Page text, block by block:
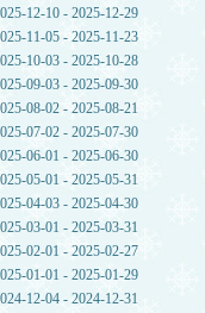
12-10 - 2025-12-29
11-05 - 2025-11-23
10-03 - 2025-10-28
09-03 - 2025-09-30
08-02 - 2025-08-21
07-02 - 2025-07-30
06-01 - 2025-06-30
05-01 - 2025-05-31
04-03 - 2025-04-30
03-01 - 2025-03-31
02-01 - 2025-02-27
01-01 - 2025-01-29
12-04 - 2024-12-31